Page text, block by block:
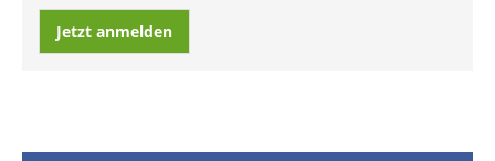
Jetzt anmelden